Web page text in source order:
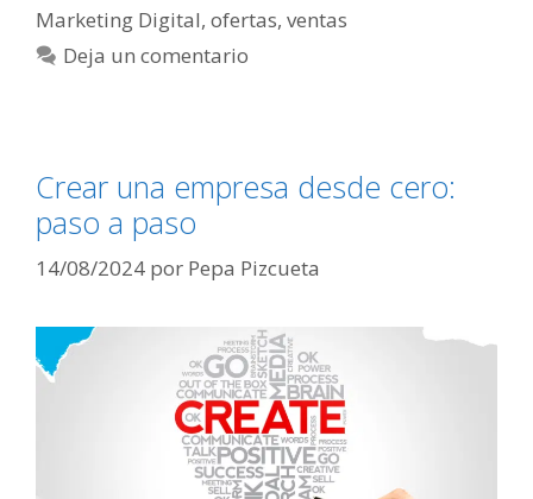
Marketing Digital, ofertas, ventas
Deja un comentario
Crear una empresa desde cero:
paso a paso
14/08/2024 por Pepa Pizcueta